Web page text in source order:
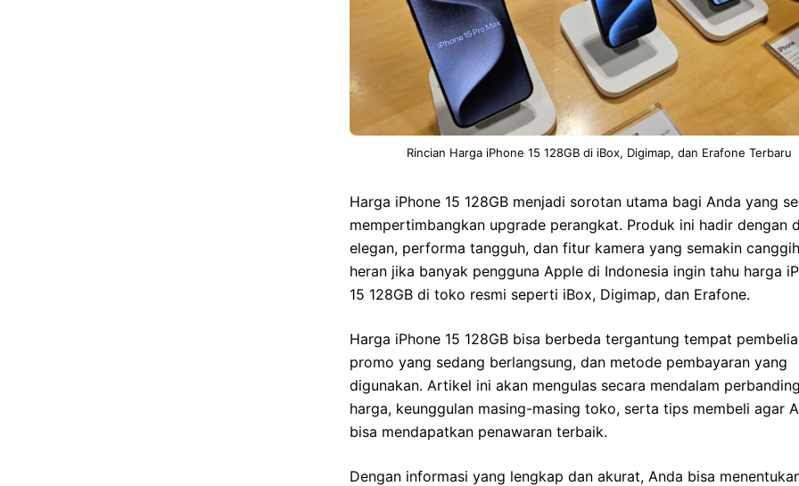
Rincian Harga iPhone 15 128GB di iBox, Digimap, dan Erafone Terbaru
Harga iPhone 15 128GB menjadi sorotan utama bagi Anda yang
mempertimbangkan upgrade perangkat. Produk ini hadir dengan
elegan, performa tangguh, dan fitur kamera yang semakin
heran jika banyak pengguna Apple di Indonesia ingin tahu harga
15 128GB di toko resmi seperti iBox, Digimap, dan Erafone.
Harga iPhone 15 128GB bisa berbeda tergantung tempat
promo yang sedang berlangsung, dan metode pembayaran yang
digunakan. Artikel ini akan mengulas secara mendalam
harga, keunggulan masing-masing toko, serta tips membeli agar
bisa mendapatkan penawaran terbaik.
Dengan informasi yang lengkap dan akurat, Anda bisa